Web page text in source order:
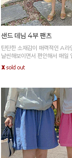
샌드 데님 4부 팬츠
탄탄한 소재감이 매력적인 A라
날씬해보이면서 편안해서 매일